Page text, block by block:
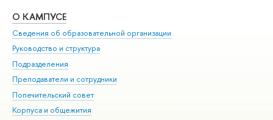
О КАМПУСЕ
Сведения об образовательной организации
Руководство и структура
Подразделения
Преподаватели и сотрудники
Попечительский совет
Корпуса и общежития